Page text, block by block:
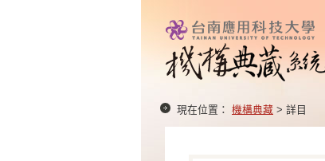
現在位置： 機構典藏 > 詳目